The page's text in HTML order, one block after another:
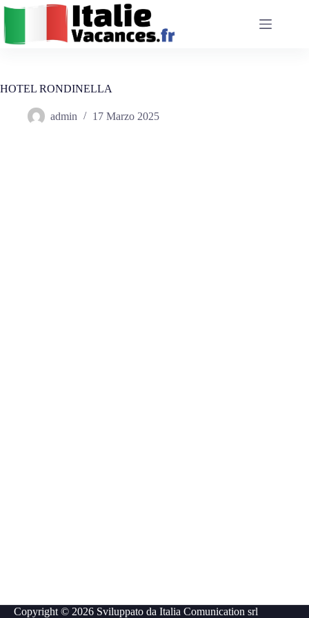
Salta
contenuto
HOTEL RONDINELLA
admin 17 Marzo 2025
Copyright © 2026 Sviluppato daItalia Comunication srl